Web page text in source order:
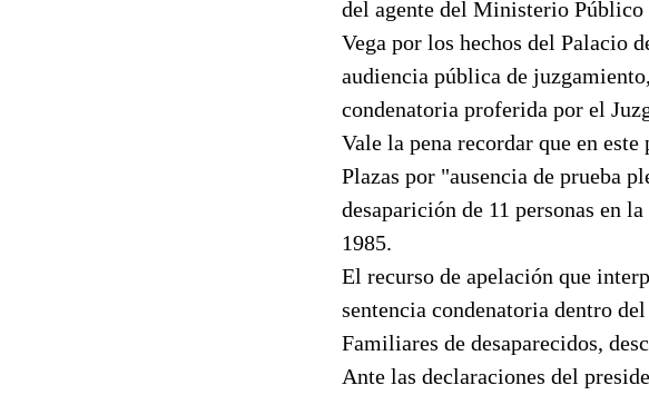
del agente del Ministerio Público
Vega por los hechos del Palacio
audiencia pública de
condenatoria proferida por el
Vale la pena recordar que en
Plazas por "ausencia de prueba
desaparición de 11 personas en
1985.
El recurso de apelación que
sentencia condenatoria dentro
Familiares de desaparecidos,
Ante las declaraciones del